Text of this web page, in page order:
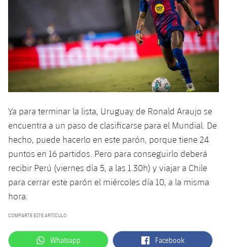
Ya para terminar la lista, Uruguay de Ronald Araujo se
encuentra a un paso de clasificarse para el Mundial. De
hecho, puede hacerlo en este parón, porque tiene 24
puntos en 16 partidos. Pero para conseguirlo deberá
recibir Perú (viernes día 5, a las 1.30h) y viajar a Chile
para cerrar este parón el miércoles día 10, a la misma
hora.
COMPARTE ESTE ARTÍCULO
label.aria.whatsapp
Whatsapp label.aria.facebook
Facebook